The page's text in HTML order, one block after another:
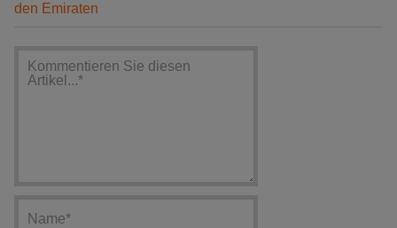
den Emiraten